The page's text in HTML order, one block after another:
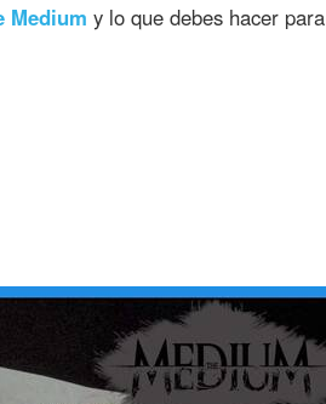
Medium y lo que debes hacer para